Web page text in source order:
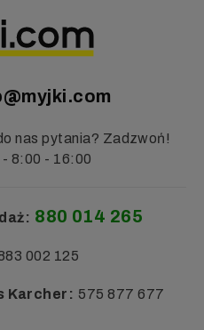
nas pytania? Zadzwoń!
8:00 - 16:00
880 014 265
002 125
Karcher: 575 877 677